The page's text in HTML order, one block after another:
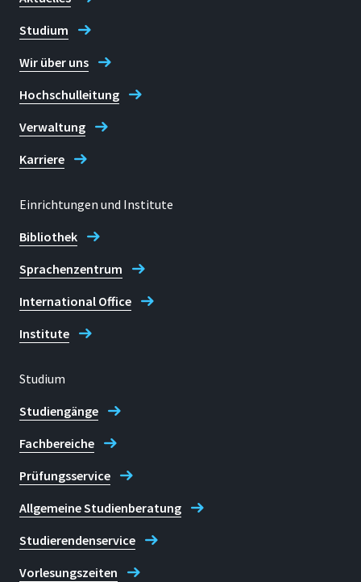
Studium
Wir über uns
Hochschulleitung
Verwaltung
Karriere
Einrichtungen und Institute
Bibliothek
Sprachenzentrum
International Office
Institute
Studium
Studiengänge
Fachbereiche
Prüfungsservice
Allgemeine Studienberatung
Studierendenservice
Vorlesungszeiten